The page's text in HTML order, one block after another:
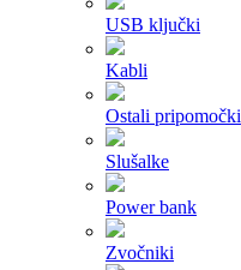
USB ključki
Kabli
Ostali pripomočki
Slušalke
Power bank
Zvočniki